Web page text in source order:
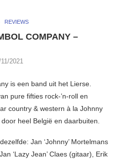
REVIEWS
COMPANY –
2021
is een band uit het Lierse.
pure fifties rock-’n-roll en
country & western à la Johnny
heel België en daarbuiten.
Jan ‘Johnny’ Mortelmans
‘Lazy Jean’ Claes (gitaar), Erik